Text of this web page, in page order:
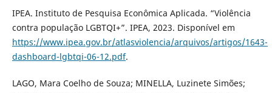
IPEA. Instituto de Pesquisa Econômica Aplicada. “Violência
contra população LGBTQI+”. IPEA, 2023. Disponível em
https://www.ipea.gov.br/atlasviolencia/arquivos/artigos/1643-
dashboard-lgbtqi-06-12.pdf.
LAGO, Mara Coelho de Souza; MINELLA, Luzinete Simões;